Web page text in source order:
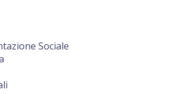
Sociale